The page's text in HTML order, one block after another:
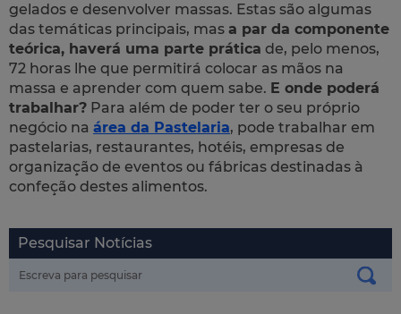
gelados e desenvolver massas. Estas são algumas
das temáticas principais, mas a par da componente
teórica, haverá uma parte prática de, pelo menos,
72 horas lhe que permitirá colocar as mãos na
massa e aprender com quem sabe. E onde poderá
trabalhar? Para além de poder ter o seu próprio
negócio na área da Pastelaria, pode trabalhar em
pastelarias, restaurantes, hotéis, empresas de
organização de eventos ou fábricas destinadas à
confeção destes alimentos.
Pesquisar Notícias